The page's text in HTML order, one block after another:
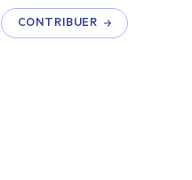
CONTRIBUER